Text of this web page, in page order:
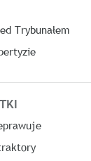
Trybunałem